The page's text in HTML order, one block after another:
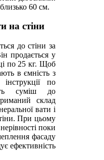
60 см.
на стіни
до стіни за
продається у
по 25 кг. Щоб
в ємність з
по
суміш до
склад
вати і
При цьому
поки
фасаду
ефективність